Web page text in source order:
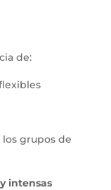
de:
grupos de
intensas